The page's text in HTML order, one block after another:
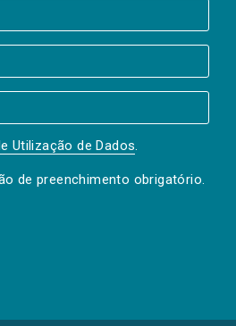
Utilização de Dados.
de preenchimento obrigatório.